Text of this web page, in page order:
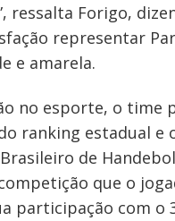
ressalta Forigo,
representar
e amarela.
no esporte, o time
ranking estadual e
de
que o
participação com o